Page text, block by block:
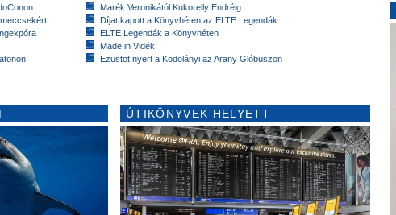
Marék Veronikától Kukorelly Endréig
Díjat kapott a Könyvhéten az ELTE Legendák
ELTE Legendák a Könyvhéten
Made in Vidék
Ezüstöt nyert a Kodolányi az Arany Glóbuszon
ÚTIKÖNYVEK HELYETT